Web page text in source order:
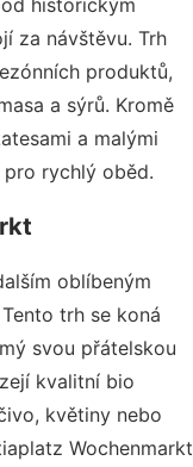
za návštěvu. Trh
produktů,
a sýrů. Kromě
a malými
rychlý oběd.
oblíbeným
trh se koná
svou přátelskou
kvalitní bio
květiny nebo
Wochenmarkt